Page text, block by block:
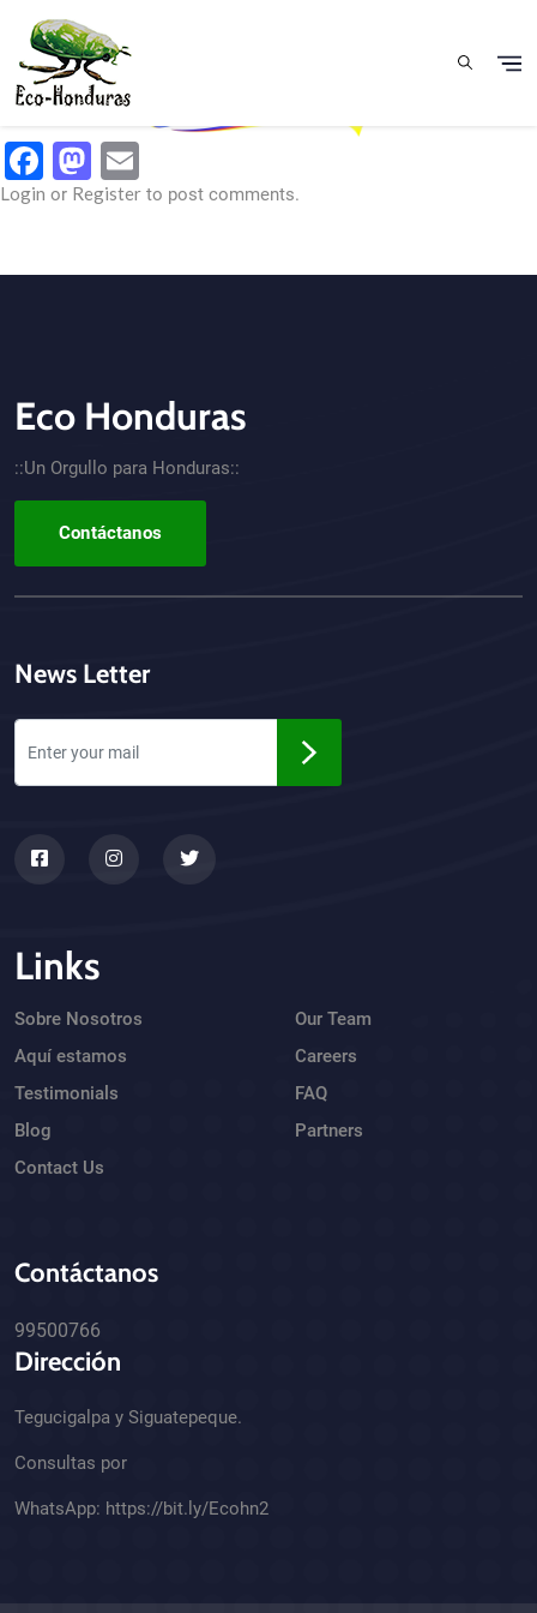
Facebook
Mastodon
Login or Register to post comments.
CTA - Footer
Eco Honduras
::Un Orgullo para Honduras::
Contáctanos
News Letter
Links
Sobre Nosotros
Aquí estamos
Testimonials
Blog
Contact Us
Our Team
Careers
FAQ
Partners
Contáctanos
99500766
Dirección
Tegucigalpa y Siguatepeque.
Consultas por
WhatsApp: https://bit.ly/Ecohn2